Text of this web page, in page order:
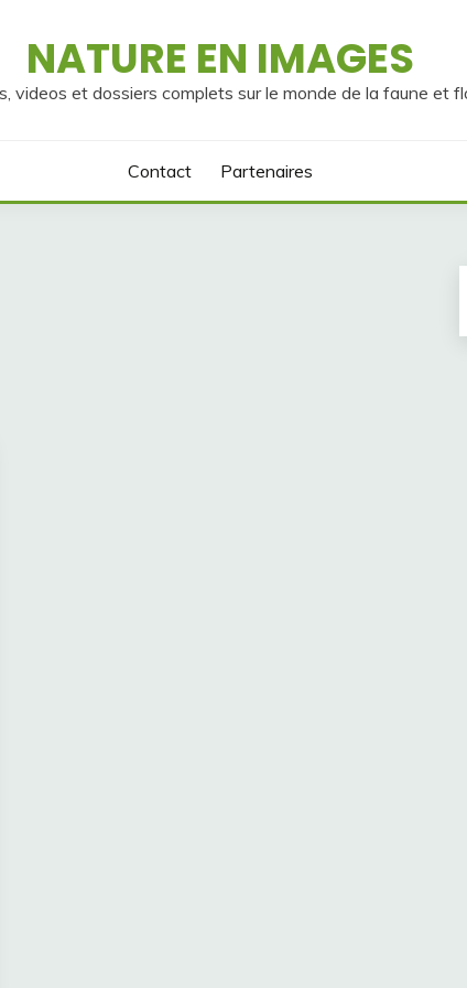
NATURE EN IMAGES
videos et dossiers complets sur le monde de la faune et
Contact Partenaires